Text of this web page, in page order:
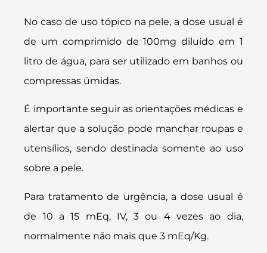
No caso de uso tópico na pele, a dose usual é
de um comprimido de 100mg diluído em 1
litro de água, para ser utilizado em banhos ou
compressas úmidas.
É importante seguir as orientações médicas e
alertar que a solução pode manchar roupas e
utensílios, sendo destinada somente ao uso
sobre a pele.
Para tratamento de urgência, a dose usual é
de 10 a 15 mEq, IV, 3 ou 4 vezes ao dia,
normalmente não mais que 3 mEq/Kg.